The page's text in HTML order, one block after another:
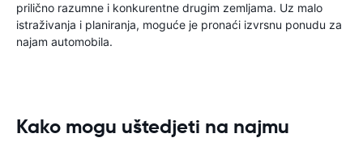
prilično razumne i konkurentne drugim zemljama. Uz malo
istraživanja i planiranja, moguće je pronaći izvrsnu ponudu za
najam automobila.
Kako mogu uštedjeti na najmu